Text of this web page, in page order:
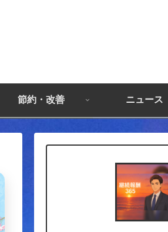
節約・改善 ニュース